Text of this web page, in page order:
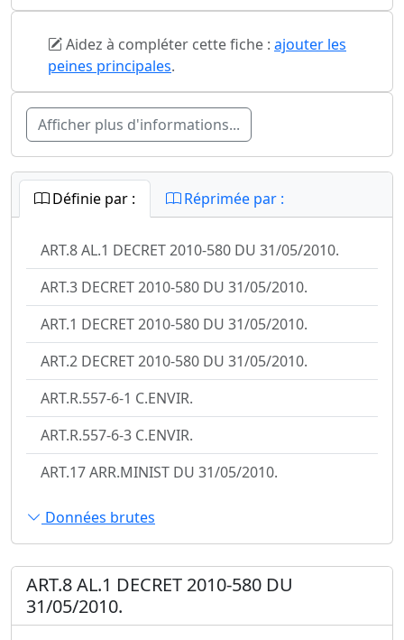
Aidez à compléter cette fiche : ajouter les
peines principales.
Afficher plus d'informations...
Définie par : Réprimée par :
ART.8 AL.1 DECRET 2010-580 DU 31/05/2010.
ART.3 DECRET 2010-580 DU 31/05/2010.
ART.1 DECRET 2010-580 DU 31/05/2010.
ART.2 DECRET 2010-580 DU 31/05/2010.
ART.R.557-6-1 C.ENVIR.
ART.R.557-6-3 C.ENVIR.
ART.17 ARR.MINIST DU 31/05/2010.
Données brutes
ART.8 AL.1 DECRET 2010-580 DU
31/05/2010.